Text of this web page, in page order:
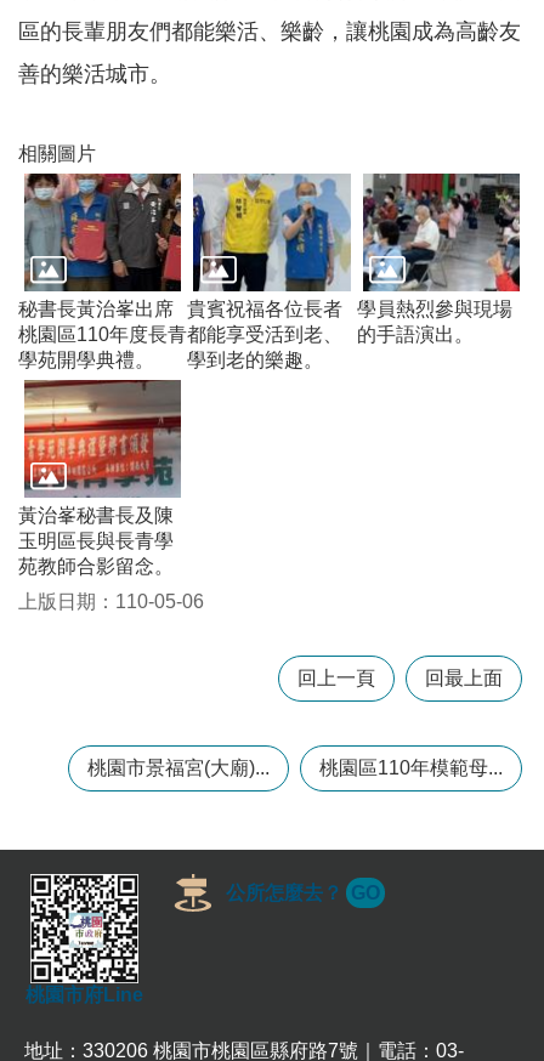
見
問
題
園
市
政
府
E
n
g
l
i
s
h
隱
私
權
政
策
政
網
站
安
全
政
策
區的長輩朋友們都能樂活、樂齡，讓桃園成為高齡友
善的樂活城市。
相關圖片
秘書長黃治峯出席
桃園區110年度長青
學苑開學典禮。
貴賓祝福各位長者
都能享受活到老、
學到老的樂趣。
學員熱烈參與現場
的手語演出。
黃治峯秘書長及陳
玉明區長與長青學
苑教師合影留念。
上版日期：110-05-06
回上一頁 回最上面
桃園市景福宮(大廟)... 桃園區110年模範母...
桃園市府Line
公所怎麼去？ GO
地址：330206 桃園市桃園區縣府路7號｜電話：03-